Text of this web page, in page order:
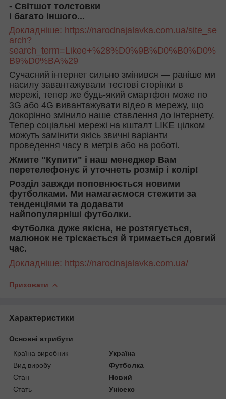
- Світшот толстовки
і багато іншого...
Докладніше: https://narodnajalavka.com.ua/site_se
arch?
search_term=Likee+%28%D0%9B%D0%B0%D0%
B9%D0%BA%29
Сучасний інтернет сильно змінився — раніше ми
насилу завантажували тестові сторінки в
мережі, тепер же будь-який смартфон може по
3G або 4G вивантажувати відео в мережу, що
докорінно змінило наше ставлення до інтернету.
Тепер соціальні мережі на кшталт LIKE цілком
можуть замінити якісь звичні варіанти
проведення часу в метрів або на роботі.
Жмите "Купити" і наш менеджер Вам
перетелефонує й уточнеть розмір і колір!
Розділ завжди поповнюється новими
футболками. Ми намагаємося стежити за
тенденціями та додавати
найпопулярніші футболки.
Футболка дуже якісна, не розтягується,
малюнок не тріскається й тримається довгий
час.
Докладніше: https://narodnajalavka.com.ua/
Приховати
Характеристики
Основні атрибути
Країна виробник
Україна
Вид виробу
Футболка
Стан
Новий
Стать
Унісекс